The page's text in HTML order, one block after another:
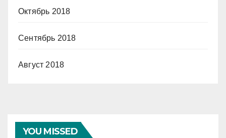
Октябрь 2018
Сентябрь 2018
Август 2018
YOU MISSED